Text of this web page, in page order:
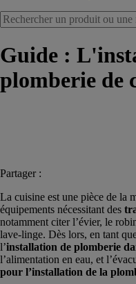
Guide :
plomberie de
Partager :
La cuisine est une pièce de la
équipements nécessitant des
notamment citer l’évier, le
lave-linge. Dès lors, en tant
l’installation de plomberie
l’alimentation en eau, et
pour l’installation de la